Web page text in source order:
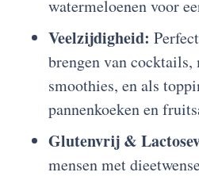
watermeloenen voor
Veelzijdigheid:
brengen van
smoothies, en als
pannenkoeken en
Glutenvrij &
mensen met